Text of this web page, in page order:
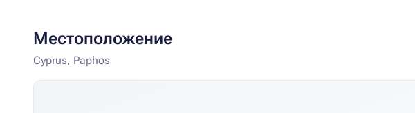
Местоположение
Cyprus, Paphos